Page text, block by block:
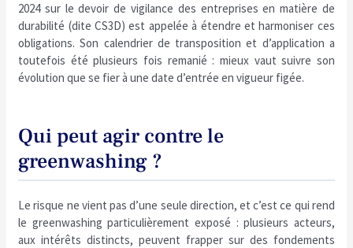
2024 sur le devoir de vigilance des entreprises en matière de
durabilité (dite CS3D) est appelée à étendre et harmoniser ces
obligations. Son calendrier de transposition et d’application a
toutefois été plusieurs fois remanié : mieux vaut suivre son
évolution que se fier à une date d’entrée en vigueur figée.
Qui peut agir contre le
greenwashing ?
Le risque ne vient pas d’une seule direction, et c’est ce qui rend
le greenwashing particulièrement exposé : plusieurs acteurs,
aux intérêts distincts, peuvent frapper sur des fondements